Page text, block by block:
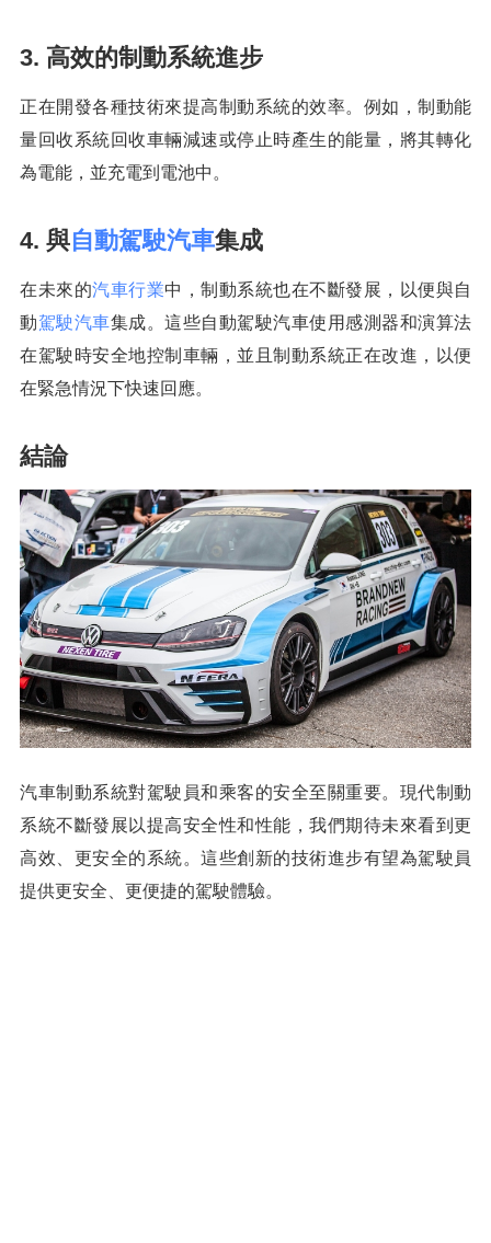
3. 高效的制動系統進步
正在開發各種技術來提高制動系統的效率。例如，制動能
量回收系統回收車輛減速或停止時產生的能量，將其轉化
為電能，並充電到電池中。
4. 與自動駕駛汽車集成
在未來的汽車行業中，制動系統也在不斷發展，以便與自
動駕駛汽車集成。這些自動駕駛汽車使用感測器和演算法
在駕駛時安全地控制車輛，並且制動系統正在改進，以便
在緊急情況下快速回應。
結論
汽車制動系統對駕駛員和乘客的安全至關重要。現代制動
系統不斷發展以提高安全性和性能，我們期待未來看到更
高效、更安全的系統。這些創新的技術進步有望為駕駛員
提供更安全、更便捷的駕駛體驗。